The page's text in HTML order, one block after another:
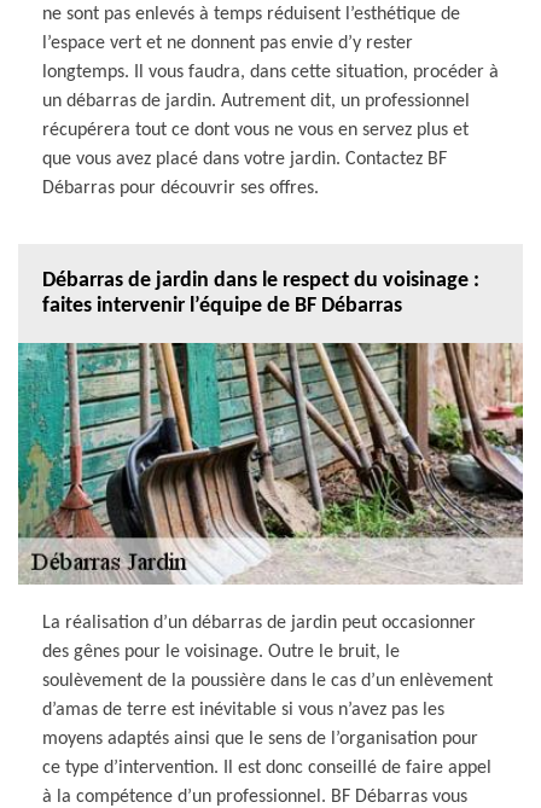
ne sont pas enlevés à temps réduisent l’esthétique de
l’espace vert et ne donnent pas envie d’y rester
longtemps. Il vous faudra, dans cette situation, procéder à
un débarras de jardin. Autrement dit, un professionnel
récupérera tout ce dont vous ne vous en servez plus et
que vous avez placé dans votre jardin. Contactez BF
Débarras pour découvrir ses offres.
Débarras de jardin dans le respect du voisinage :
faites intervenir l’équipe de BF Débarras
La réalisation d’un débarras de jardin peut occasionner
des gênes pour le voisinage. Outre le bruit, le
soulèvement de la poussière dans le cas d’un enlèvement
d’amas de terre est inévitable si vous n’avez pas les
moyens adaptés ainsi que le sens de l’organisation pour
ce type d’intervention. Il est donc conseillé de faire appel
à la compétence d’un professionnel. BF Débarras vous